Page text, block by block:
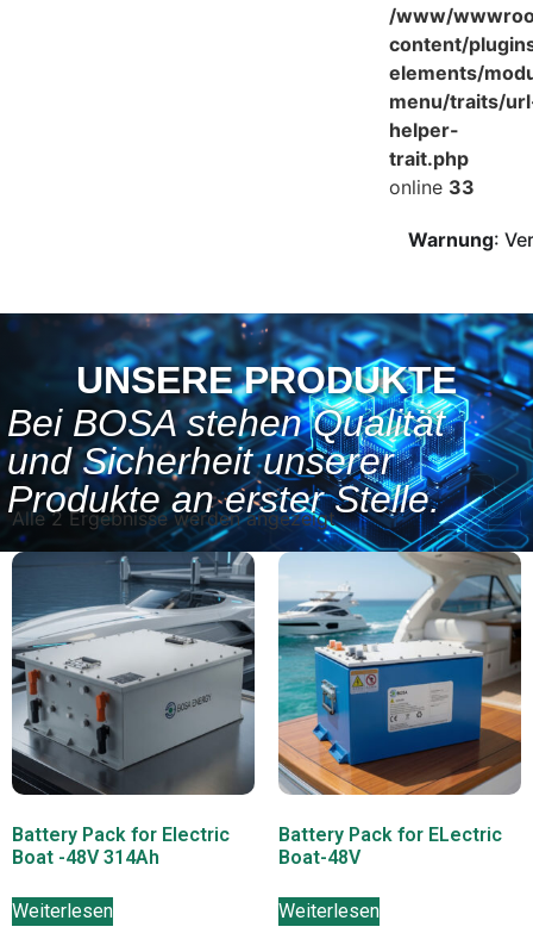
/www/
content/
elements/
menu/traits/
helper-
trait.php
online 33
Warnung:
UNSERE PRODUKTE
Bei BOSA stehen Qualität
und Sicherheit unserer
Produkte an erster Stelle.
Alle 2 Ergebnisse werden angezeigt
Battery Pack for Electric
Boat -48V 314Ah
Weiterlesen
Battery Pack for ELectric
Boat-48V
Weiterlesen